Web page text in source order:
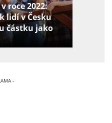
roce 2022:
lidí v Česku
částku jako